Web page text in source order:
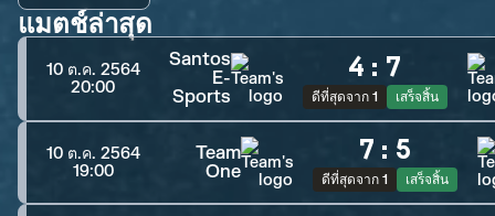
แมตช์ล่าสุด
10 ต.ค. 2564
20:00
Santos
E-
Sports
4 : 7
ดีที่สุดจาก 1 เสร็จสิ้น
10 ต.ค. 2564
19:00
Team
One
7 : 5
ดีที่สุดจาก 1 เสร็จสิ้น